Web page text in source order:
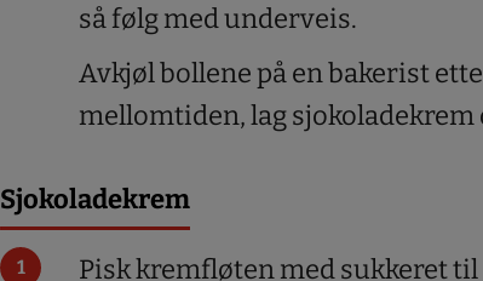
så følg med underveis.
Avkjøl bollene på en bakerist
mellomtiden, lag sjokoladekrem
Sjokoladekrem
Pisk kremfløten med sukkeret